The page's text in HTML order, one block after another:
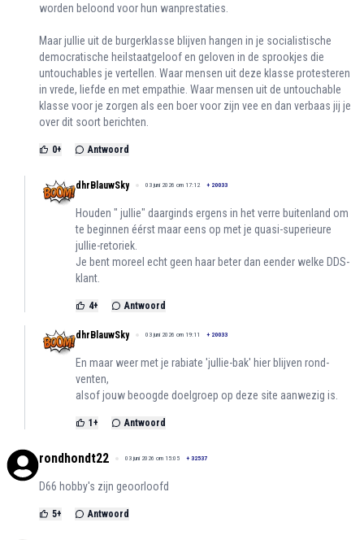
worden beloond voor hun wanprestaties.
Maar jullie uit de burgerklasse blijven hangen in je socialistische
democratische heilstaatgeloof en geloven in de sprookjes die
untouchables je vertellen. Waar mensen uit deze klasse protesteren
in vrede, liefde en met empathie. Waar mensen uit de untouchable
klasse voor je zorgen als een boer voor zijn vee en dan verbaas jij je
over dit soort berichten.
0+ Antwoord
dhrBlauwSky 03 juni 2026 om 17:12 + 20033
Houden " jullie" daarginds ergens in het verre buitenland om
te beginnen éérst maar eens op met je quasi-superieure
jullie-retoriek.
Je bent moreel echt geen haar beter dan eender welke DDS-
klant.
4+ Antwoord
dhrBlauwSky 03 juni 2026 om 19:11 + 20033
En maar weer met je rabiate 'jullie-bak' hier blijven rond-
venten,
alsof jouw beoogde doelgroep op deze site aanwezig is.
1 + Antwoord
rondhondt22 03 juni 2026 om 15:05 + 32537
D66 hobby's zijn geoorloofd
5+ Antwoord